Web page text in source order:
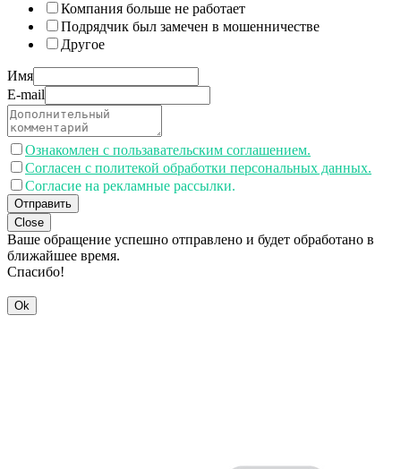
Компания больше не работает
Подрядчик был замечен в мошенничестве
Другое
Имя
E-mail
Ознакомлен с пользавательским соглашением.
Согласен с политекой обработки персональных данных.
Согласие на рекламные рассылки.
Отправить
Close
Ваше обращение успешно отправлено и будет обработано в
ближайшее время.
Спасибо!
Ok